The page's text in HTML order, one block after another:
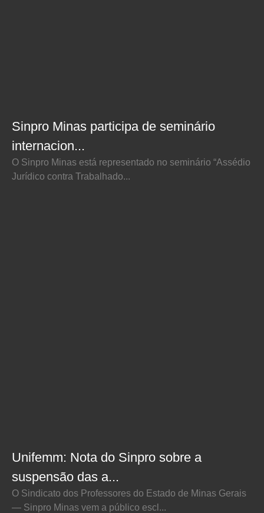
Sinpro Minas participa de seminário
internacion...
O Sinpro Minas está representado no seminário “Assédio
Jurídico contra Trabalhado...
Unifemm: Nota do Sinpro sobre a
suspensão das a...
O Sindicato dos Professores do Estado de Minas Gerais
— Sinpro Minas vem a público escl...